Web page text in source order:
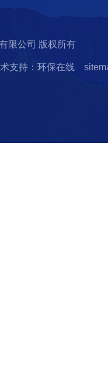
限公司 版权所有
支持：环保在线